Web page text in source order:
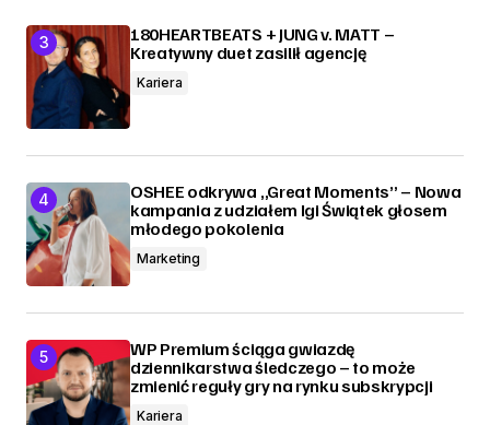
180HEARTBEATS + JUNG v. MATT –
Kreatywny duet zasilił agencję
Kariera
OSHEE odkrywa „Great Moments” – Nowa
kampania z udziałem Igi Świątek głosem
młodego pokolenia
Marketing
WP Premium ściąga gwiazdę
dziennikarstwa śledczego – to może
zmienić reguły gry na rynku subskrypcji
Kariera